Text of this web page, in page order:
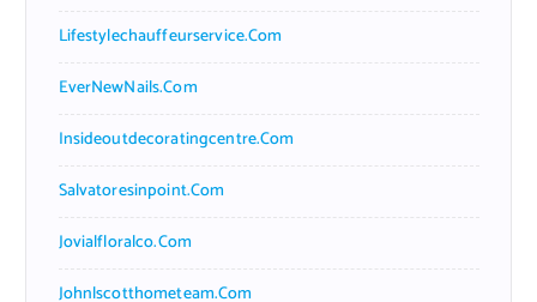
Lifestylechauffeurservice.com
EverNewNails.com
Insideoutdecoratingcentre.com
Salvatoresinpoint.com
Jovialfloralco.com
Johnlscotthometeam.com